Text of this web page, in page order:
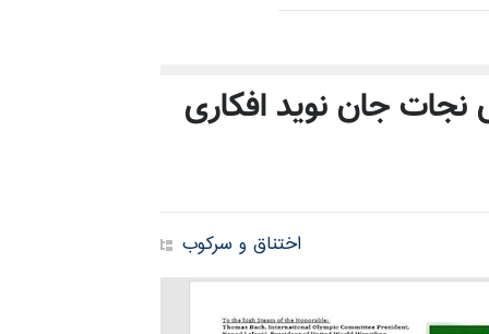
نجات جان نوید افکاری
اختناق و سرکوب